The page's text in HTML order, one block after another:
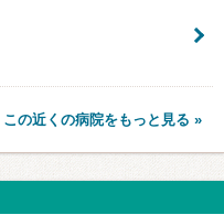
この近くの病院をもっと見る »